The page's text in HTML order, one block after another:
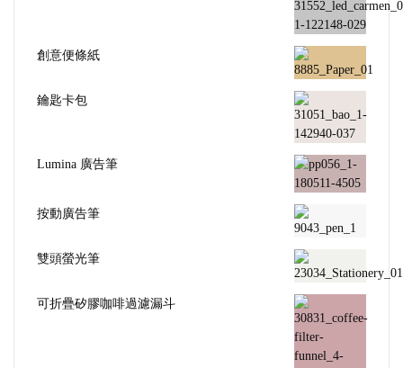
創意便條紙
鑰匙卡包
Lumina 廣告筆
按動廣告筆
雙頭螢光筆
可折疊矽膠咖啡過濾漏斗